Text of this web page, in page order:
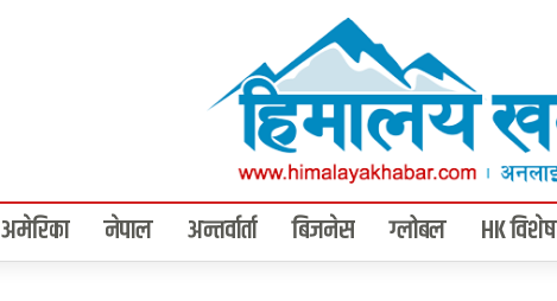
अमेरिका नेपाल अन्तर्वार्ता बिजनेस ग्लोबल HK विशेष